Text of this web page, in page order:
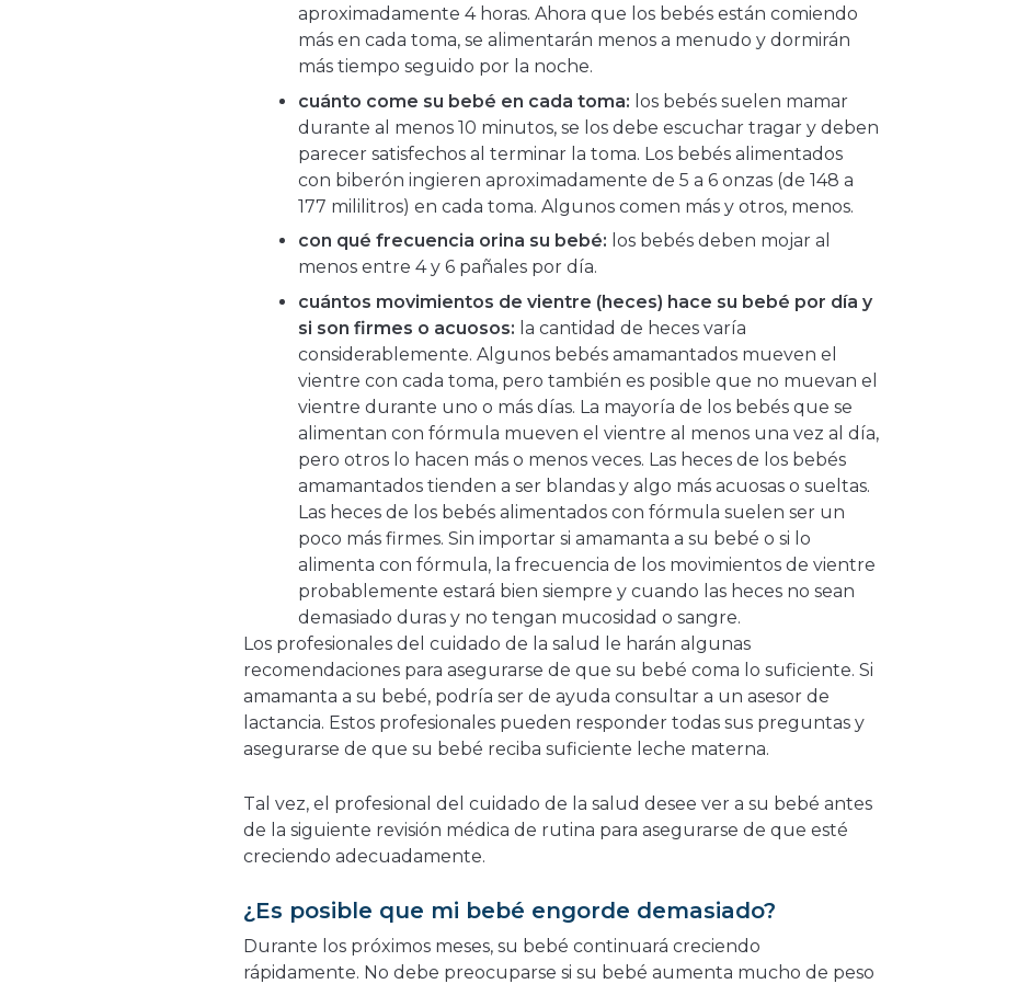
aproximadamente 4 horas. Ahora que los bebés están comiendo
más en cada toma, se alimentarán menos a menudo y dormirán
más tiempo seguido por la noche.
cuánto come su bebé en cada toma: los bebés suelen mamar
durante al menos 10 minutos, se los debe escuchar tragar y deben
parecer satisfechos al terminar la toma. Los bebés alimentados
con biberón ingieren aproximadamente de 5 a 6 onzas (de 148 a
177 mililitros) en cada toma. Algunos comen más y otros, menos.
con qué frecuencia orina su bebé: los bebés deben mojar al
menos entre 4 y 6 pañales por día.
cuántos movimientos de vientre (heces) hace su bebé por día y
si son firmes o acuosos: la cantidad de heces varía
considerablemente. Algunos bebés amamantados mueven el
vientre con cada toma, pero también es posible que no muevan el
vientre durante uno o más días. La mayoría de los bebés que se
alimentan con fórmula mueven el vientre al menos una vez al día,
pero otros lo hacen más o menos veces. Las heces de los bebés
amamantados tienden a ser blandas y algo más acuosas o sueltas.
Las heces de los bebés alimentados con fórmula suelen ser un
poco más firmes. Sin importar si amamanta a su bebé o si lo
alimenta con fórmula, la frecuencia de los movimientos de vientre
probablemente estará bien siempre y cuando las heces no sean
demasiado duras y no tengan mucosidad o sangre.
Los profesionales del cuidado de la salud le harán algunas
recomendaciones para asegurarse de que su bebé coma lo suficiente. Si
amamanta a su bebé, podría ser de ayuda consultar a un asesor de
lactancia. Estos profesionales pueden responder todas sus preguntas y
asegurarse de que su bebé reciba suficiente leche materna.
Tal vez, el profesional del cuidado de la salud desee ver a su bebé antes
de la siguiente revisión médica de rutina para asegurarse de que esté
creciendo adecuadamente.
¿Es posible que mi bebé engorde demasiado?
Durante los próximos meses, su bebé continuará creciendo
rápidamente. No debe preocuparse si su bebé aumenta mucho de peso